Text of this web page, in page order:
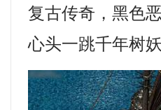
复古传奇，黑色
心头一跳千年树